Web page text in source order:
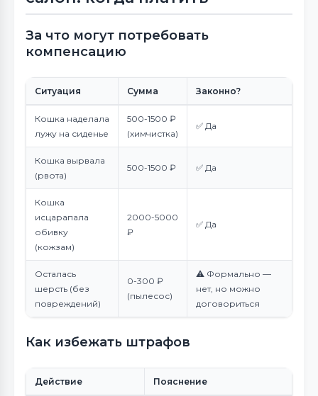
За что могут потребовать
компенсацию
Ситуация Сумма Законно?
Кошка наделала
лужу на сиденье
500-1500 ₽
(химчистка)
✅ Да
Кошка вырвала
(рвота)
500-1500 ₽ ✅ Да
Кошка
исцарапала
обивку
(кожзам)
2000-5000
₽
✅ Да
Осталась
шерсть (без
повреждений)
0-300 ₽
(пылесос)
⚠️ Формально —
нет, но можно
договориться
Как избежать штрафов
Действие Пояснение